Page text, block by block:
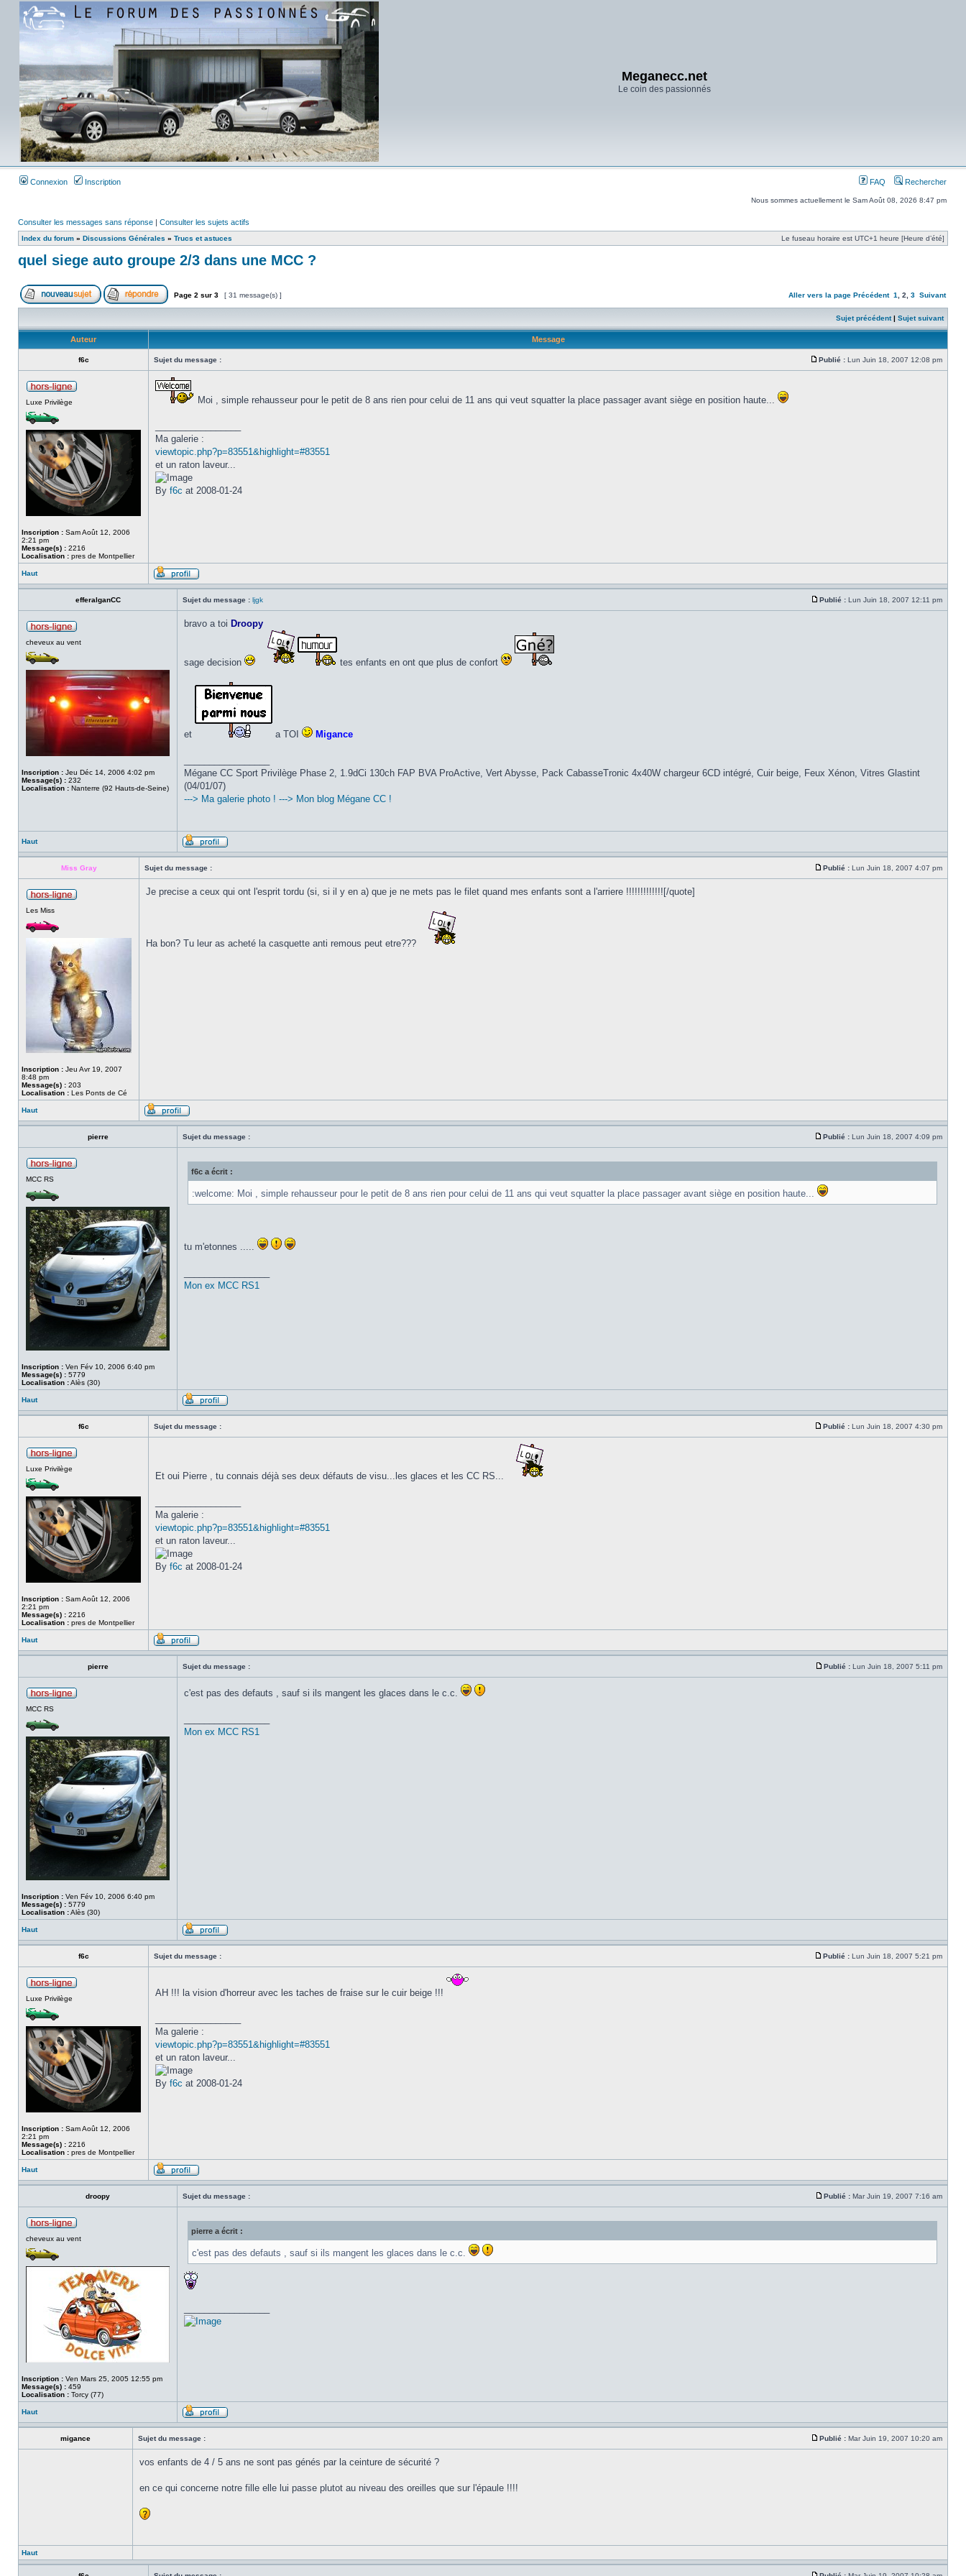
Meganecc.net
Le coin des passionnés
Connexion Inscription FAQ Rechercher
Nous sommes actuellement le Sam Août 08, 2026 8:47 pm
Consulter les messages sans réponse | Consulter les sujets actifs
Index du forum » Discussions Générales » Trucs et astuces Le fuseau horaire est UTC+1 heure [Heure d’été]
quel siege auto groupe 2/3 dans une MCC ?
Page 2 sur 3 [ 31 message(s) ] Aller vers la page Précédent 1 2 3 Suivant
Sujet précédent| Sujet suivant
Auteur Message
f6c Sujet du message : Publié : Lun Juin 18, 2007 12:08 pm
Luxe Privilège
Inscription : Sam Août 12, 2006
2:21 pm
Message(s) : 2216
Localisation : pres de Montpellier
Moi , simple rehausseur pour le petit de 8 ans rien pour celui de 11 ans qui veut squatter la place passager avant siège en position haute...
Ma galerie :
viewtopic.php?p=83551&highlight=#83551
et un raton laveur...
By f6c at 2008-01-24
Haut
efferalganCC Sujet du message : ljgk Publié : Lun Juin 18, 2007 12:11 pm
cheveux au vent
Inscription : Jeu Déc 14, 2006 4:02 pm
Message(s) : 232
Localisation : Nanterre (92 Hauts-de-Seine)
bravo a toi Droopy
sage decision tes enfants en ont que plus de confort
et a TOI Migance
Mégane CC Sport Privilège Phase 2, 1.9dCi 130ch FAP BVA ProActive, Vert Abysse, Pack CabasseTronic 4x40W chargeur 6CD intégré, Cuir beige, Feux Xénon, Vitres Glastint
(04/01/07)
---> Ma galerie photo ! ---> Mon blog Mégane CC !
Haut
Miss Gray Sujet du message : Publié : Lun Juin 18, 2007 4:07 pm
Les Miss
Inscription : Jeu Avr 19, 2007
8:48 pm
Message(s) : 203
Localisation : Les Ponts de Cé
Je precise a ceux qui ont l'esprit tordu (si, si il y en a) que je ne mets pas le filet quand mes enfants sont a l'arriere !!!!!!!!!!!!![/quote]
Ha bon? Tu leur as acheté la casquette anti remous peut etre???
Haut
pierre Sujet du message : Publié : Lun Juin 18, 2007 4:09 pm
MCC RS
Inscription : Ven Fév 10, 2006 6:40 pm
Message(s) : 5779
Localisation :Alès (30)
f6c a écrit :
:welcome: Moi , simple rehausseur pour le petit de 8 ans rien pour celui de 11 ans qui veut squatter la place passager avant siège en position haute...
tu m'etonnes .....
Mon ex MCC RS1
Haut
f6c Sujet du message : Publié : Lun Juin 18, 2007 4:30 pm
Luxe Privilège
Inscription : Sam Août 12, 2006
2:21 pm
Message(s) : 2216
Localisation : pres de Montpellier
Et oui Pierre , tu connais déjà ses deux défauts de visu...les glaces et les CC RS...
Ma galerie :
viewtopic.php?p=83551&highlight=#83551
et un raton laveur...
By f6c at 2008-01-24
Haut
pierre Sujet du message : Publié : Lun Juin 18, 2007 5:11 pm
MCC RS
Inscription : Ven Fév 10, 2006 6:40 pm
Message(s) : 5779
Localisation :Alès (30)
c'est pas des defauts , sauf si ils mangent les glaces dans le c.c.
Mon ex MCC RS1
Haut
f6c Sujet du message : Publié : Lun Juin 18, 2007 5:21 pm
Luxe Privilège
Inscription : Sam Août 12, 2006
2:21 pm
Message(s) : 2216
Localisation : pres de Montpellier
AH !!! la vision d'horreur avec les taches de fraise sur le cuir beige !!!
Ma galerie :
viewtopic.php?p=83551&highlight=#83551
et un raton laveur...
By f6c at 2008-01-24
Haut
droopy Sujet du message : Publié : Mar Juin 19, 2007 7:16 am
cheveux au vent
Inscription : Ven Mars 25, 2005 12:55 pm
Message(s) : 459
Localisation : Torcy (77)
pierre a écrit :
c'est pas des defauts , sauf si ils mangent les glaces dans le c.c.
Haut
migance Sujet du message : Publié : Mar Juin 19, 2007 10:20 am
vos enfants de 4 / 5 ans ne sont pas génés par la ceinture de sécurité ?
en ce qui concerne notre fille elle lui passe plutot au niveau des oreilles que sur l'épaule !!!!
Haut